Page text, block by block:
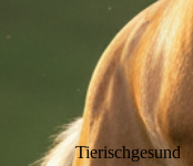
Tierischgesund